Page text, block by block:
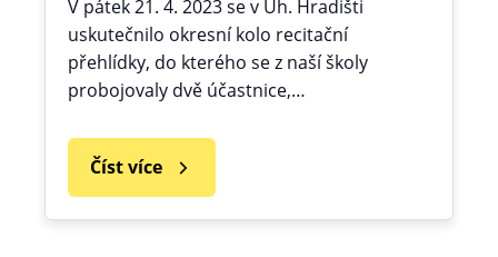
V pátek 21. 4. 2023 se v Uh. Hradišti
uskutečnilo okresní kolo recitační
přehlídky, do kterého se z naší školy
probojovaly dvě účastnice,…
Číst více